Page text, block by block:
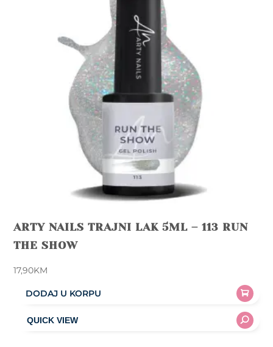
ARTY NAILS TRAJNI LAK 5ML – 113 RUN
THE SHOW
17,90KM
DODAJ U KORPU